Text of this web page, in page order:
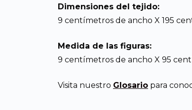
Dimensiones del tejido:
9 centímetros de ancho X 195
Medida de las figuras:
9 centímetros de ancho X 95
Visita nuestro Glosario para